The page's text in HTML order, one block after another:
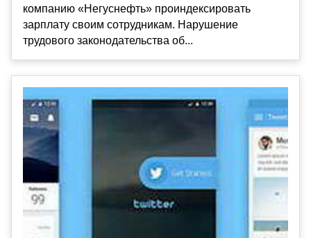
компанию «Негуснефть» проиндексировать
зарплату своим сотрудникам. Нарушение
трудового законодательства об...